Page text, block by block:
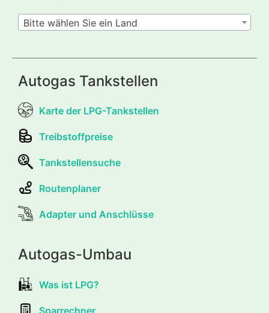
Bitte wählen Sie ein Land
Autogas Tankstellen
Karte der LPG-Tankstellen
Treibstoffpreise
Tankstellensuche
Routenplaner
Adapter und Anschlüsse
Autogas-Umbau
Was ist LPG?
Sparrechner